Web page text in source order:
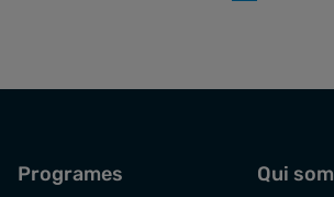
Programes Qui som